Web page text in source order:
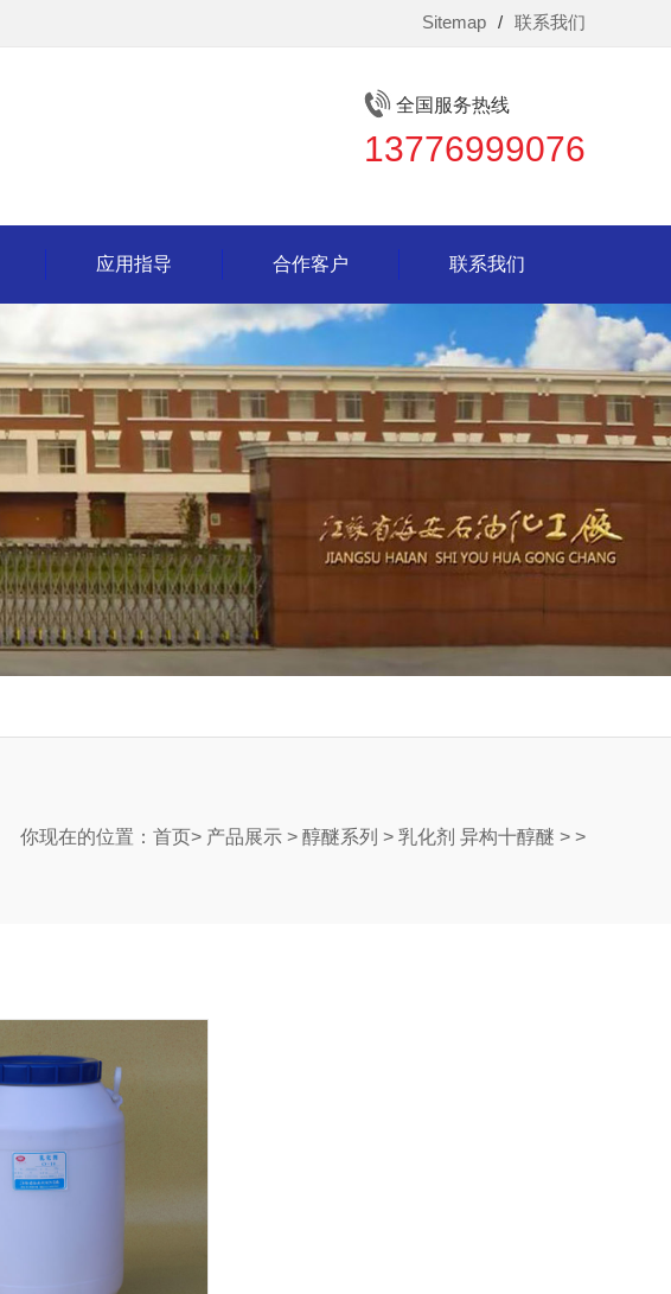
Sitemap / 联系我们
全国服务热线
13776999076
应用指导 合作客户 联系我们
你现在的位置： 首页> 产品展示 > 醇醚系列 > 乳化剂 异构十醇醚 > >